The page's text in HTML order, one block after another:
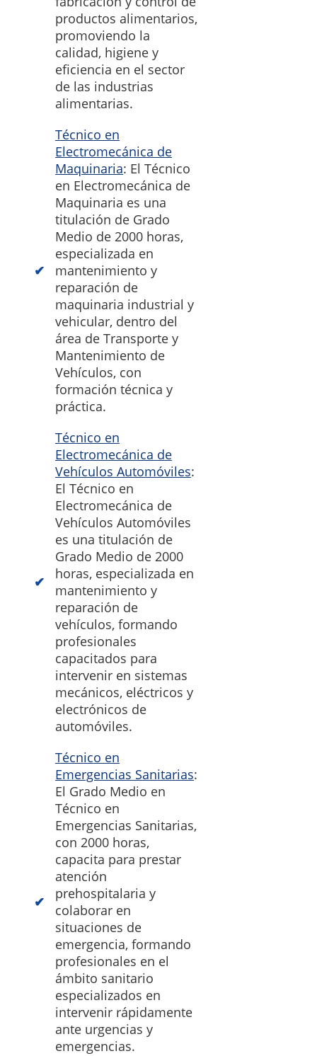
productos alimentarios,
promoviendo la
calidad, higiene y
eficiencia en el sector
de las industrias
alimentarias.
Técnico en
Electromecánica de
Maquinaria: El Técnico
en Electromecánica de
Maquinaria es una
titulación de Grado
Medio de 2000 horas,
especializada en
mantenimiento y
reparación de
maquinaria industrial y
vehicular, dentro del
área de Transporte y
Mantenimiento de
Vehículos, con
formación técnica y
práctica.
Técnico en
Electromecánica de
Vehículos Automóviles:
El Técnico en
Electromecánica de
Vehículos Automóviles
es una titulación de
Grado Medio de 2000
horas, especializada en
mantenimiento y
reparación de
vehículos, formando
profesionales
capacitados para
intervenir en sistemas
mecánicos, eléctricos y
electrónicos de
automóviles.
Técnico en
Emergencias Sanitarias:
El Grado Medio en
Técnico en
Emergencias Sanitarias,
con 2000 horas,
capacita para prestar
atención
prehospitalaria y
colaborar en
situaciones de
emergencia, formando
profesionales en el
ámbito sanitario
especializados en
intervenir rápidamente
ante urgencias y
emergencias.